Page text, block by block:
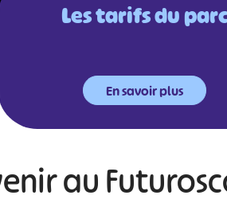
Les tarifs du
En savoir plus
au